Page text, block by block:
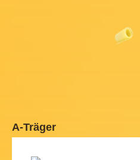
A-Träger